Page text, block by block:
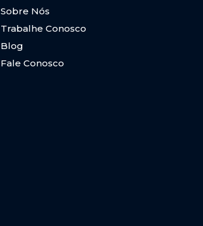
Sobre Nós
Trabalhe Conosco
Blog
Fale Conosco